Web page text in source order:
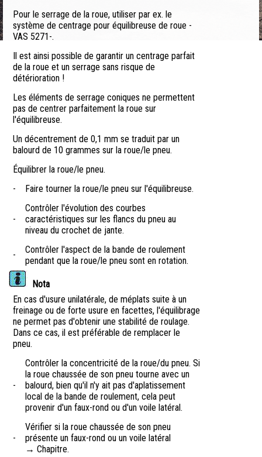
Pour le serrage de la roue, utiliser par ex. le
système de centrage pour équilibreuse de roue -
VAS 5271-.
Il est ainsi possible de garantir un centrage parfait
de la roue et un serrage sans risque de
détérioration !
Les éléments de serrage coniques ne permettent
pas de centrer parfaitement la roue sur
l'équilibreuse.
Un décentrement de 0,1 mm se traduit par un
balourd de 10 grammes sur la roue/le pneu.
Équilibrer la roue/le pneu.
-
Faire tourner la roue/le pneu sur l'équilibreuse.
-
Contrôler l'évolution des courbes
caractéristiques sur les flancs du pneu au
niveau du crochet de jante.
-
Contrôler l'aspect de la bande de roulement
pendant que la roue/le pneu sont en rotation.
Nota
En cas d'usure unilatérale, de méplats suite à un
freinage ou de forte usure en facettes, l'équilibrage
ne permet pas d'obtenir une stabilité de roulage.
Dans ce cas, il est préférable de remplacer le
pneu.
-
Contrôler la concentricité de la roue/du pneu. Si
la roue chaussée de son pneu tourne avec un
balourd, bien qu'il n'y ait pas d'aplatissement
local de la bande de roulement, cela peut
provenir d'un faux-rond ou d'un voile latéral.
-
Vérifier si la roue chaussée de son pneu
présente un faux-rond ou un voile latéral
→ Chapitre.